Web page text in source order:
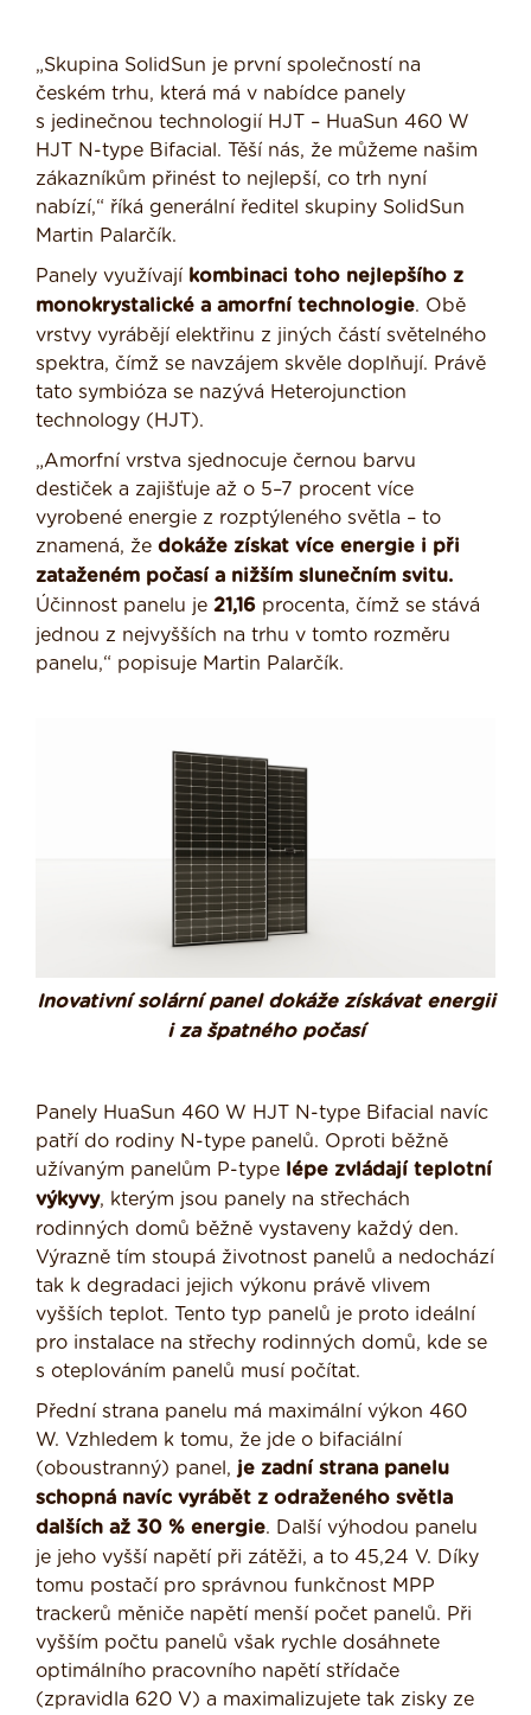
„Skupina SolidSun je první společností na
českém trhu, která má v nabídce panely
s jedinečnou technologií HJT – HuaSun 460 W
HJT N-type Bifacial. Těší nás, že můžeme našim
zákazníkům přinést to nejlepší, co trh nyní
nabízí,“ říká generální ředitel skupiny SolidSun
Martin Palarčík.
Panely využívají kombinaci toho nejlepšího z
monokrystalické a amorfní technologie. Obě
vrstvy vyrábějí elektřinu z jiných částí světelného
spektra, čímž se navzájem skvěle doplňují. Právě
tato symbióza se nazývá Heterojunction
technology (HJT).
„Amorfní vrstva sjednocuje černou barvu
destiček a zajišťuje až o 5–7 procent více
vyrobené energie z rozptýleného světla – to
znamená, že dokáže získat více energie i při
zataženém počasí a nižším slunečním svitu.
Účinnost panelu je 21,16 procenta, čímž se stává
jednou z nejvyšších na trhu v tomto rozměru
panelu,“ popisuje Martin Palarčík.
Inovativní solární panel dokáže získávat energii
i za špatného počasí
Panely HuaSun 460 W HJT N-type Bifacial navíc
patří do rodiny N-type panelů. Oproti běžně
užívaným panelům P-type
lépe zvládají teplotní
výkyvy, kterým jsou panely na střechách
rodinných domů běžně vystaveny každý den.
Výrazně tím stoupá životnost panelů a nedochází
tak k degradaci jejich výkonu právě vlivem
vyšších teplot. Tento typ panelů je proto ideální
pro instalace na střechy rodinných domů, kde se
s oteplováním panelů musí počítat.
Přední strana panelu má maximální výkon 460
W. Vzhledem k tomu, že jde o bifaciální
(oboustranný) panel, je zadní strana panelu
schopná navíc vyrábět z odraženého světla
dalších až 30 % energie. Další výhodou panelu
je jeho vyšší napětí při zátěži, a to 45,24 V. Díky
tomu postačí pro správnou funkčnost MPP
trackerů měniče napětí menší počet panelů. Při
vyšším počtu panelů však rychle dosáhnete
optimálního pracovního napětí střídače
(zpravidla 620 V) a maximalizujete tak zisky ze